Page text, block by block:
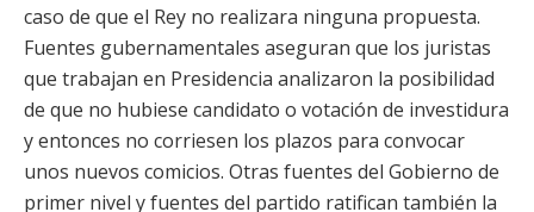
caso de que el Rey no realizara ninguna propuesta.
Fuentes gubernamentales aseguran que los juristas
que trabajan en Presidencia analizaron la posibilidad
de que no hubiese candidato o votación de investidura
y entonces no corriesen los plazos para convocar
unos nuevos comicios. Otras fuentes del Gobierno de
primer nivel y fuentes del partido ratifican también la